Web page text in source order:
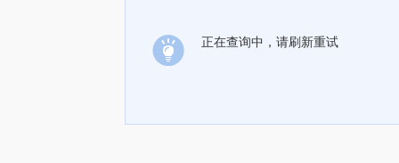
正在查询中，请刷新重试